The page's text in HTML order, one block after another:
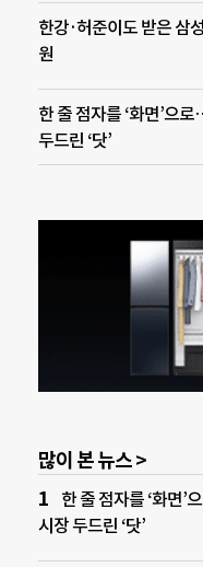
한강·허준이도 받은 삼
원
한 줄 점자를 ‘화면’으
두드린 ‘닷’
많이 본 뉴스 >
한 줄 점자를 ‘화면’
시장 두드린 ‘닷’